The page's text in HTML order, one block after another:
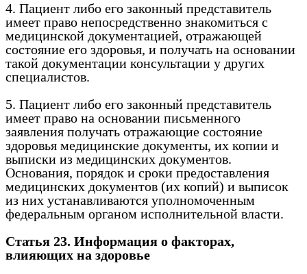
4. Пациент либо его законный представитель
имеет право непосредственно знакомиться с
медицинской документацией, отражающей
состояние его здоровья, и получать на основании
такой документации консультации у других
специалистов.
5. Пациент либо его законный представитель
имеет право на основании письменного
заявления получать отражающие состояние
здоровья медицинские документы, их копии и
выписки из медицинских документов.
Основания, порядок и сроки предоставления
медицинских документов (их копий) и выписок
из них устанавливаются уполномоченным
федеральным органом исполнительной власти.
Статья 23. Информация о факторах,
влияющих на здоровье